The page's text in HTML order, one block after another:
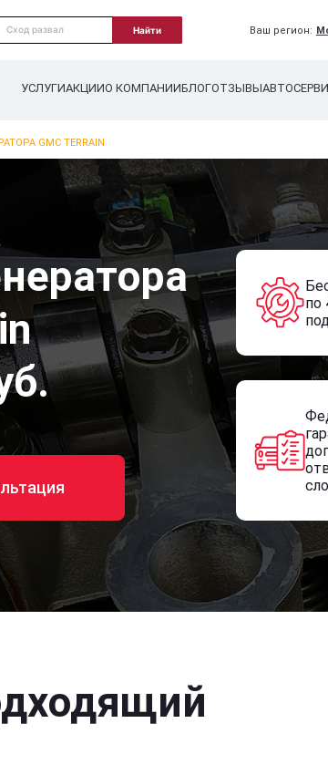
Найти Ваш регион:
УСЛУГИАКЦИИО КОМПАНИИБЛОГОТЗЫВЫ
GMC TERRAIN
по